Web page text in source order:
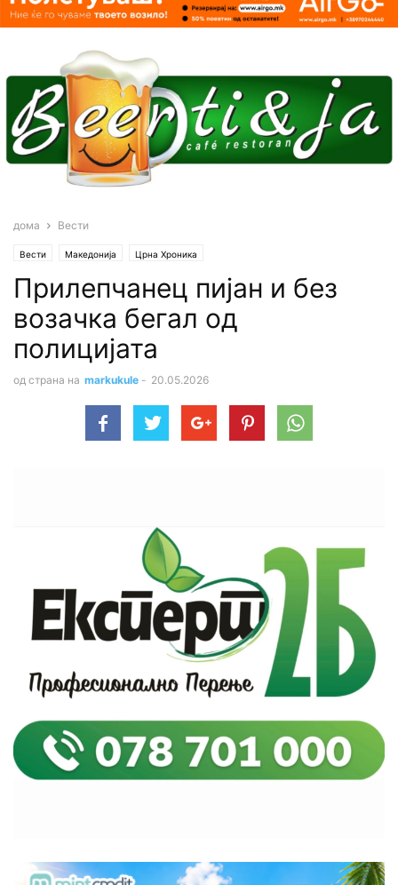
дома Вести
Вести Македонија Црна Хроника
Прилепчанец пијан и без
возачка бегал од
полицијата
од страна на markukule - 20.05.2026